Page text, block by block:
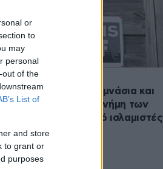
or
to
may
personal
out of the
List of
and store
to grant or
purposes
12:50
λεπτού σιγή στα γυμνάσια και
της Γαλλίας στη μνήμη των
δολοφονημένων από ισλαμιστές